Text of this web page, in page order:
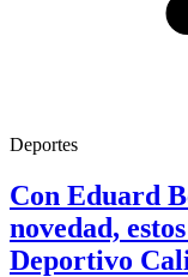
Deportes
Con Eduard
novedad,
Deportivo